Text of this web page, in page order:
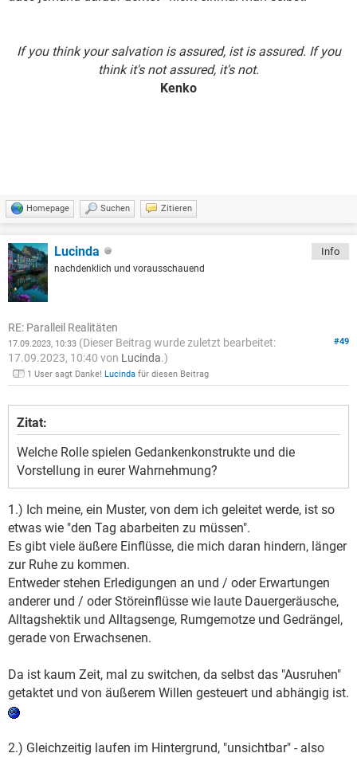
If you think your salvation is assured, ist is assured. If you
think it's not assured, it's not.
Kenko
Homepage Suchen Zitieren
Lucinda
nachdenklich und vorausschauend
Info
RE: Paralleil Realitäten
#49
17.09.2023, 10:33 (Dieser Beitrag wurde zuletzt bearbeitet:
17.09.2023, 10:40 von Lucinda.)
1 User sagt Danke! Lucinda für diesen Beitrag
Zitat:
Welche Rolle spielen Gedankenkonstrukte und die
Vorstellung in eurer Wahrnehmung?
1.) Ich meine, ein Muster, von dem ich geleitet werde, ist so
etwas wie "den Tag abarbeiten zu müssen".
Es gibt viele äußere Einflüsse, die mich daran hindern, länger
zur Ruhe zu kommen.
Entweder stehen Erledigungen an und / oder Erwartungen
anderer und / oder Störeinflüsse wie laute Dauergeräusche,
Alltagshektik und Alltagsenge, Rumgemotze und Gedrängel,
gerade von Erwachsenen.
Da ist kaum Zeit, mal zu switchen, da selbst das "Ausruhen"
getaktet und von äußerem Willen gesteuert und abhängig ist.
2.) Gleichzeitig laufen im Hintergrund, "unsichtbar" - also